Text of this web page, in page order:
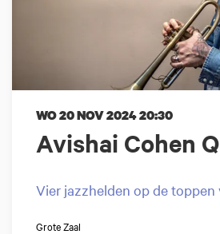
Avishai Cohen
WO 20 NOV 202420:30
Vier jazzhelden op de
Grote Zaal